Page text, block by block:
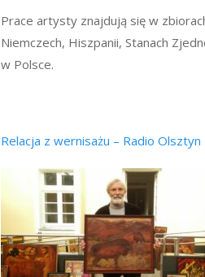
Prace artysty znajdują się w
Niemczech, Hiszpanii, Stanach
w Polsce.
Relacja z wernisażu – Radio Olsztyn